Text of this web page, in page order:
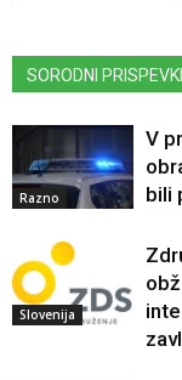
SORODNI PRISPEVKI
Razno
V
bili
Slovenija